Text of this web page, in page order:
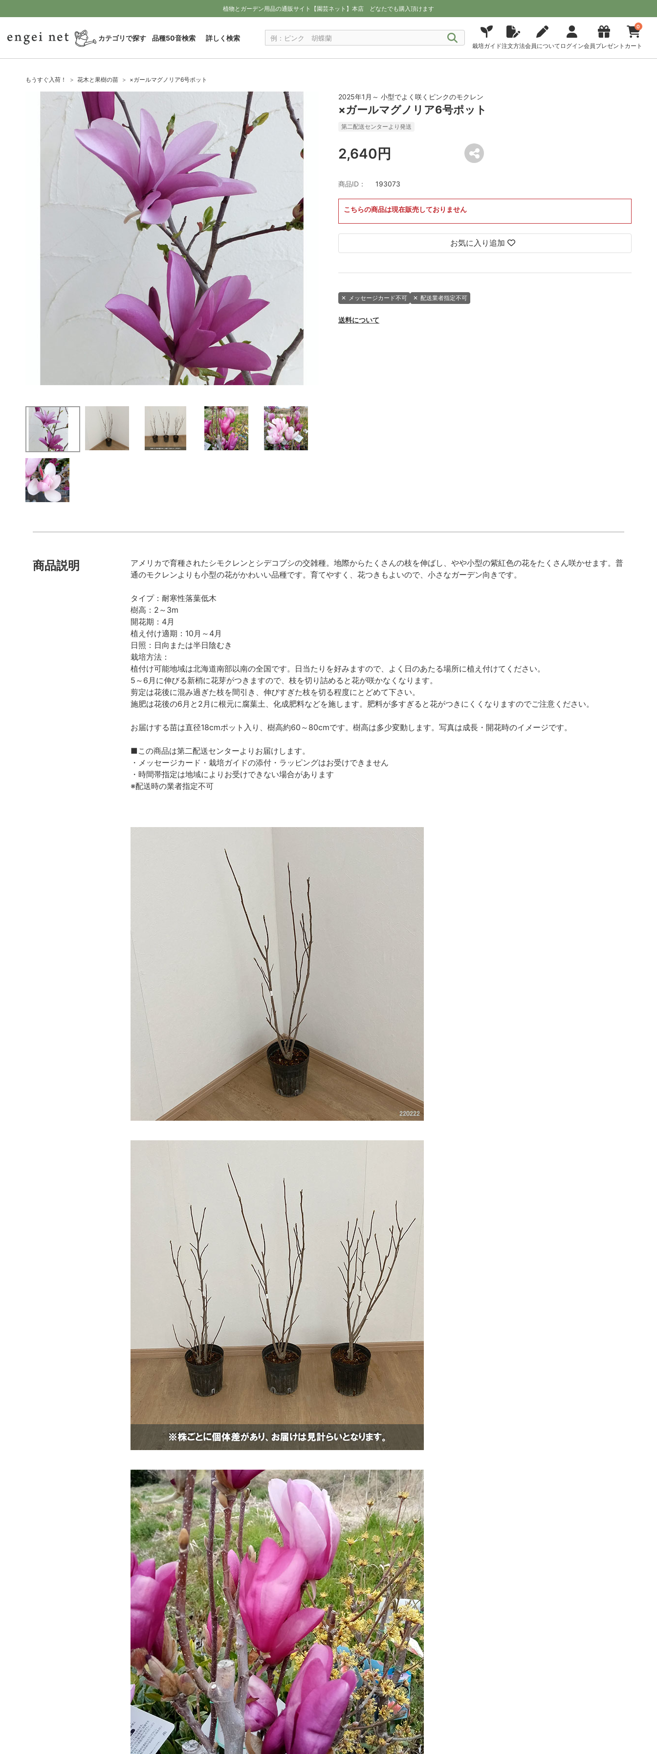
植物とガーデン用品の通販サイト【園芸ネット】本店 どなたでも購入頂けます
カテゴリで探す 品種50音検索 詳しく検索
栽培ガイド注文方法会員について ログイン会員プレゼント
0
カート
もうすぐ入荷！ 花木と果樹の苗 ×ガールマグノリア6号ポット
2025年1月～ 小型でよく咲くピンクのモクレン
×ガールマグノリア6号ポット
第二配送センターより発送
2,640円
商品ID： 193073
こちらの商品は現在販売しておりません
お気に入り追加
✕ メッセージカード不可 ✕ 配送業者指定不可
送料について
商品説明
アメリカで育種されたシモクレンとシデコブシの交雑種。地際からたくさんの枝を伸ばし、やや小型の紫紅色の花をたくさん咲かせます。普
通のモクレンよりも小型の花がかわいい品種です。育てやすく、花つきもよいので、小さなガーデン向きです。
タイプ：耐寒性落葉低木
樹高：2～3m
開花期：4月
植え付け適期：10月～4月
日照：日向または半日陰むき
栽培方法：
植付け可能地域は北海道南部以南の全国です。日当たりを好みますので、よく日のあたる場所に植え付けてください。
5～6月に伸びる新梢に花芽がつきますので、枝を切り詰めると花が咲かなくなります。
剪定は花後に混み過ぎた枝を間引き、伸びすぎた枝を切る程度にとどめて下さい。
施肥は花後の6月と2月に根元に腐葉土、化成肥料などを施します。肥料が多すぎると花がつきにくくなりますのでご注意ください。
お届けする苗は直径18cmポット入り、樹高約60～80cmです。樹高は多少変動します。写真は成長・開花時のイメージです。
■この商品は第二配送センターよりお届けします。
・メッセージカード・栽培ガイドの添付・ラッピングはお受けできません
・時間帯指定は地域によりお受けできない場合があります
※配送時の業者指定不可